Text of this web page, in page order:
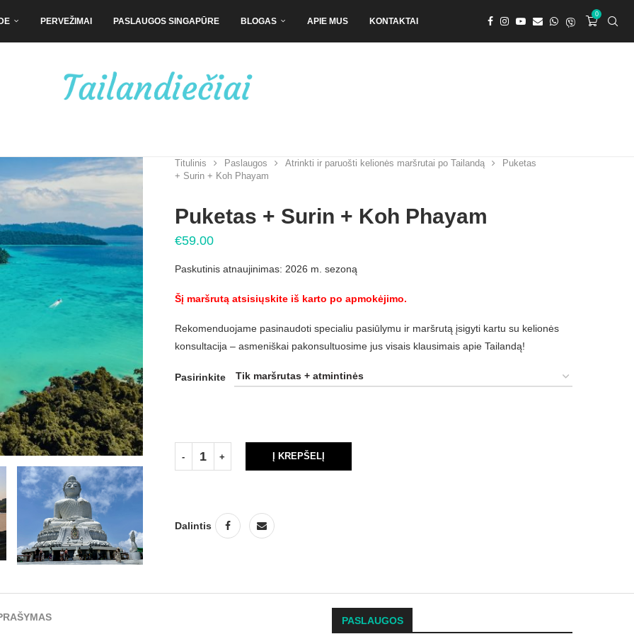
PERVEŽIMAI PASLAUGOS SINGAPŪRE BLOGAS APIE MUS KONTAKTAI
0
Titulinis Paslaugos Atrinkti ir paruošti kelionės maršrutai po Tailandą
Puketas
+ Surin + Koh Phayam
Puketas + Surin + Koh Phayam
€59.00
Paskutinis atnaujinimas: 2026 m. sezoną
Šį maršrutą atsisiųskite iš karto po apmokėjimo.
Rekomenduojame pasinaudoti specialiu pasiūlymu ir maršrutą įsigyti kartu su kelionės
konsultacija – asmeniškai pakonsultuosime jus visais klausimais apie Tailandą!
Pasirinkite
Į KREPŠELĮ
Dalintis
PASLAUGOS